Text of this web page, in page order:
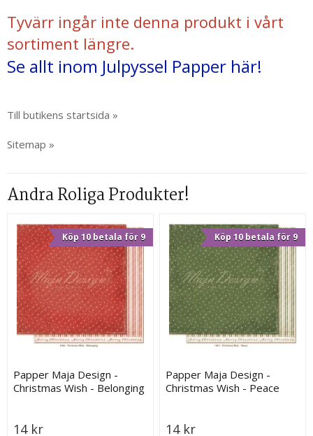
Tyvärr ingår inte denna produkt i vårt
sortiment längre.
Se allt inom Julpyssel Papper här!
Till butikens startsida »
Sitemap »
Andra Roliga Produkter!
Köp 10 betala för 9
Papper Maja Design -
Christmas Wish - Belonging
14 kr
Köp 10 betala för 9
Papper Maja Design -
Christmas Wish - Peace
14 kr